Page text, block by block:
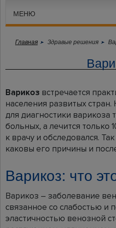
МЕНЮ
Главная Здравые решения
Варикоз встречается
населения развитых
для диагностики варикоза
больных, а лечится только
к врачу и обследовался.
каковы его причины и
Варикоз: что
Варикоз – заболевание
связанное со слабостью и
эластичностью венозной